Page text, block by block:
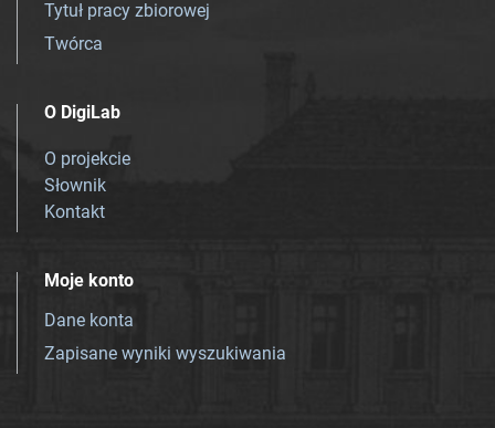
Tytuł pracy zbiorowej
Twórca
O DigiLab
O projekcie
Słownik
Kontakt
Moje konto
Dane konta
Zapisane wyniki wyszukiwania